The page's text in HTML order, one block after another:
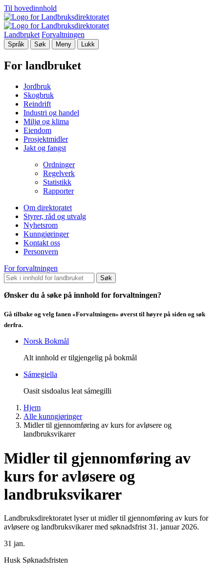
Til hovedinnhold
Landbruket Forvaltningen
Språk Søk Meny Lukk
For landbruket
Jordbruk
Skogbruk
Reindrift
Industri og handel
Miljø og klima
Eiendom
Prosjektmidler
Jakt og fangst
Ordninger
Regelverk
Statistikk
Rapporter
Om direktoratet
Styrer, råd og utvalg
Nyhetsrom
Kunngjøringer
Kontakt oss
Personvern
For forvaltningen
Søk
Ønsker du å søke på innhold for forvaltningen?
Gå tilbake og velg fanen «Forvaltningen» øverst til høyre på siden og søk
derfra.
Norsk Bokmål
Alt innhold er tilgjengelig på bokmål
Sámegiella
Oasit sisdoalus leat sámegilli
Hjem
Alle kunngjøringer
Midler til gjennomføring av kurs for avløsere og
landbruksvikarer
Midler til gjennomføring av
kurs for avløsere og
landbruksvikarer
Landbruksdirektoratet lyser ut midler til gjennomføring av kurs for
avløsere og landbruksvikarer med søknadsfrist 31. januar 2026.
31 jan.
Husk Søknadsfristen